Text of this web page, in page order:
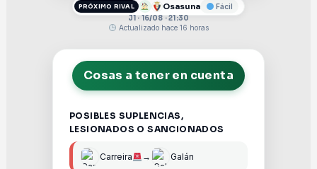
PRÓXIMO RIVAL Osasuna
Fácil
J1 · 16/08 · 21:30
Actualizado hace 16 horas
Cosas a tener en cuenta
POSIBLES SUPLENCIAS,
LESIONADOS O SANCIONADOS
Carreira → Galán